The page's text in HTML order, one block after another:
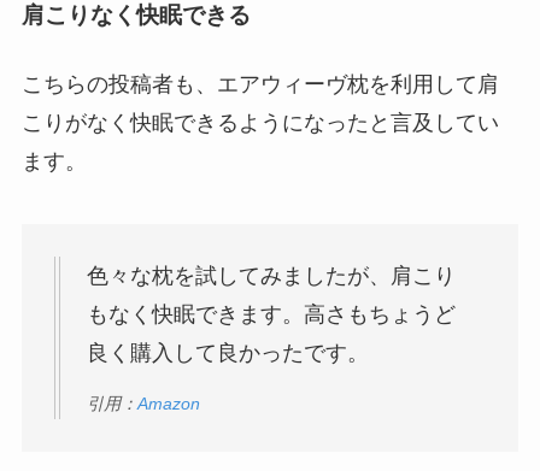
肩こりなく快眠できる
こちらの投稿者も、エアウィーヴ枕を利用して肩
こりがなく快眠できるようになったと言及してい
ます。
色々な枕を試してみましたが、肩こり
もなく快眠できます。高さもちょうど
良く購入して良かったです。
引用：Amazon